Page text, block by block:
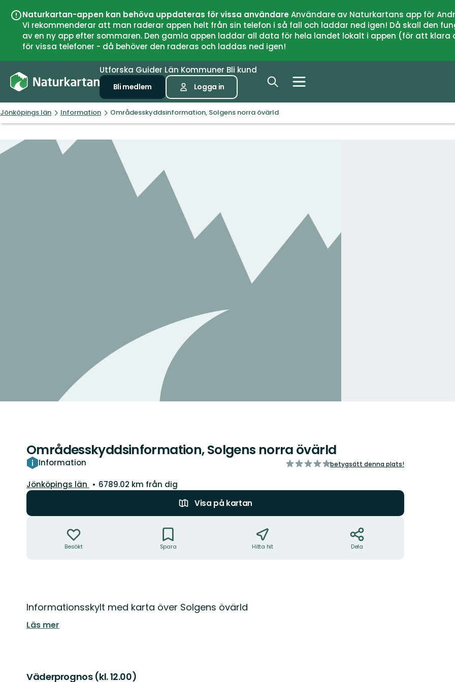
Naturkartan-appen kan behöva uppdateras för vissa användareAnvändare av Naturkartans app för
Vi rekommenderar att man raderar appen helt från sin telefon i så fall och laddar ned igen! Då skall den
av en ny app efter sommaren. Den gamla appen laddar all data för hela landet lokalt i appen (för att
för vissa telefoner - då behöver den raderas och laddas ned igen!
Utforska Guider Län Kommuner Bli kund
Bli medlem Logga in
Jönköpings län Information Områdesskyddsinformation, Solgens norra övärld
Områdesskyddsinformation, Solgens norra övärld
Information
av
betygsätt denna plats!
Län:
Jönköpings län
6789.02 km från dig
Visa på kartan
Besökt Spara Hitta hit Dela
Beskrivning
Informationsskylt med karta över Solgens övärld
Läs mer
Väderprognos (kl. 12.00)